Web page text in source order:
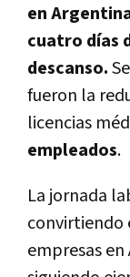
en
cuatro días
descanso.
fueron la
licencias
empleados.
La jornada
convirtiendo
empresas